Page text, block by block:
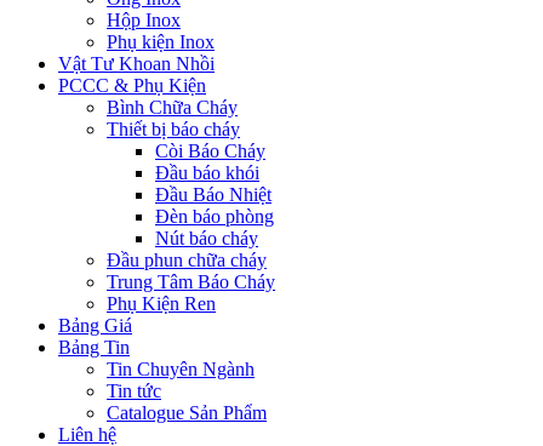
Hộp Inox
Phụ kiện Inox
Vật Tư Khoan Nhồi
PCCC & Phụ Kiện
Bình Chữa Cháy
Thiết bị báo cháy
Còi Báo Cháy
Đầu báo khói
Đầu Báo Nhiệt
Đèn báo phòng
Nút báo cháy
Đầu phun chữa cháy
Trung Tâm Báo Cháy
Phụ Kiện Ren
Bảng Giá
Bảng Tin
Tin Chuyên Ngành
Tin tức
Catalogue Sản Phẩm
Liên hệ